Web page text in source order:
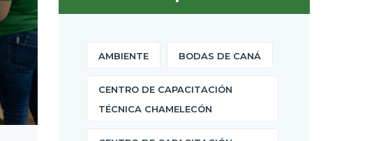
AMBIENTE BODAS DE CANÁ
CENTRO DE CAPACITACIÓN
TÉCNICA CHAMELECÓN